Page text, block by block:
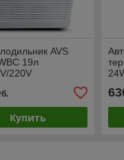
AVS
19л
220V
Купить